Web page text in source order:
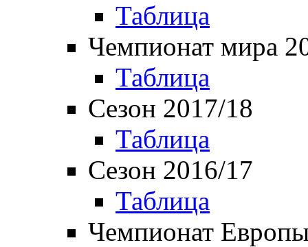
Таблица
Чемпионат мира
Таблица
Сезон 2017/18
Таблица
Сезон 2016/17
Таблица
Чемпионат